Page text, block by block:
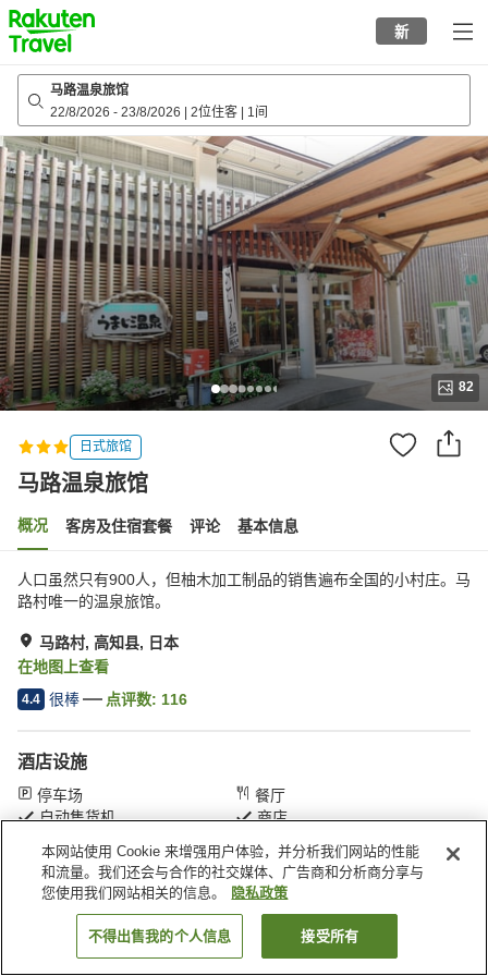
to
top
page
新
马路温泉旅馆
22/8/2026 - 23/8/2026 2位住客 1间
82
日式旅馆
马路温泉旅馆
概况 客房及住宿套餐 评论 基本信息
人口虽然只有900人，但柚木加工制品的销售遍布全国的小村庄。马
路村唯一的温泉旅馆。
马路村, 高知县, 日本
在地图上查看
4.4 很棒 点评数: 116
酒店设施
停车场
餐厅
自动售货机
商店
首页 日本 高知县 马路村 马路温泉旅馆
搜索客房
本网站使用 Cookie 来增强用户体验，并分析我们网站的性能
和流量。我们还会与合作的社交媒体、广告商和分析商分享与
您使用我们网站相关的信息。
隐私政策
不得出售我的个人信息 接受所有